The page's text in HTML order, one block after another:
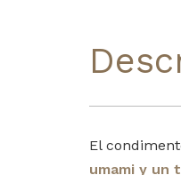
El
umami y un